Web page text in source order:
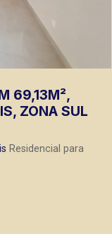
69,13M²,
ZONA SUL
Residencial para